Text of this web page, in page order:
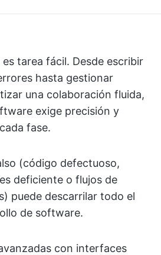
tarea fácil. Desde escribir
hasta gestionar
una colaboración fluida,
exige precisión y
fase.
(código defectuoso,
deficiente o flujos de
puede descarrilar todo el
de software.
con interfaces